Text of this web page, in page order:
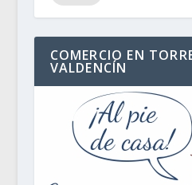
COMERCIO EN
VALDENCÍN